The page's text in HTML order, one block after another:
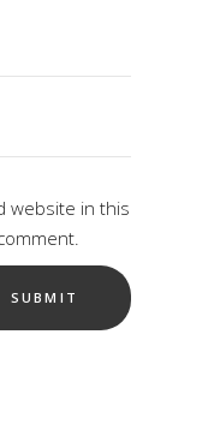
website in this